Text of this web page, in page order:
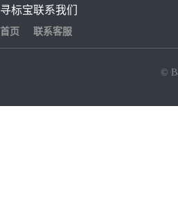
寻标宝
首页
联系我们
联系客服
©